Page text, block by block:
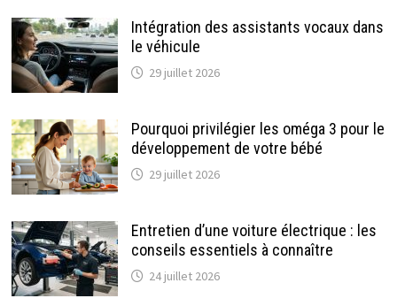
Intégration des assistants vocaux dans
le véhicule
29 juillet 2026
Pourquoi privilégier les oméga 3 pour le
développement de votre bébé
29 juillet 2026
Entretien d’une voiture électrique : les
conseils essentiels à connaître
24 juillet 2026